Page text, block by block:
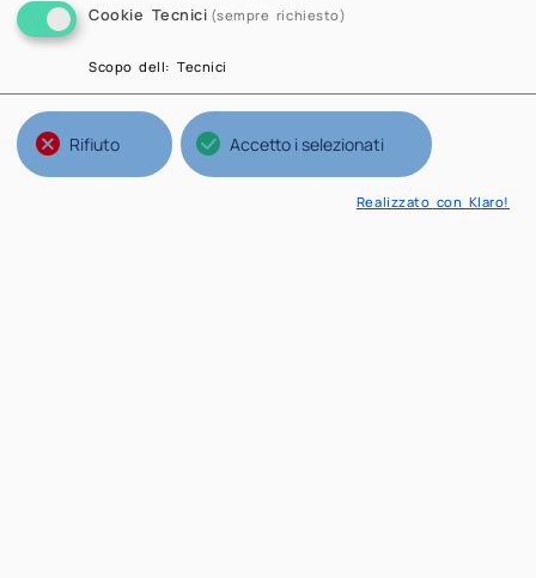
Cookie Tecnici (sempre richiesto)
Scopo dell:Tecnici
Rifiuto Accetto i selezionati
Realizzato con Klaro!